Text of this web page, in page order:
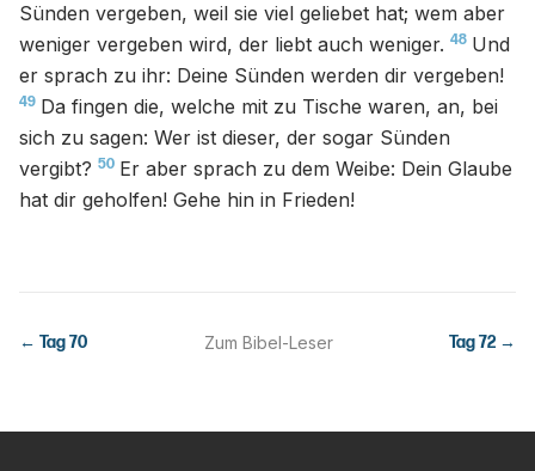
Sünden vergeben, weil sie viel geliebet hat; wem aber
weniger vergeben wird, der liebt auch weniger. 48 Und
er sprach zu ihr: Deine Sünden werden dir vergeben!
49 Da fingen die, welche mit zu Tische waren, an, bei
sich zu sagen: Wer ist dieser, der sogar Sünden
vergibt? 50 Er aber sprach zu dem Weibe: Dein Glaube
hat dir geholfen! Gehe hin in Frieden!
← Tag70 Zum Bibel-Leser Tag72 →